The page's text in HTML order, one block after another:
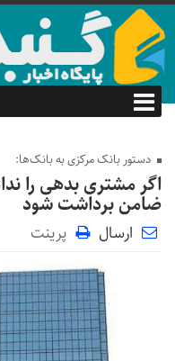
دستور بانک مرکزی به بانک‌ها:
اگر مشتری بدهی را
ضامن برداشت شود
ارسال پرینت